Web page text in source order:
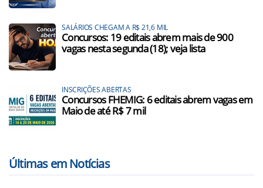
SALÁRIOS CHEGAM A R$ 21,6 MIL
Concursos: 19 editais abrem mais de 900
vagas nesta segunda (18); veja lista
INSCRIÇÕES ABERTAS
Concursos FHEMIG: 6 editais abrem vagas em
Maio de até R$ 7 mil
Últimas em Notícias